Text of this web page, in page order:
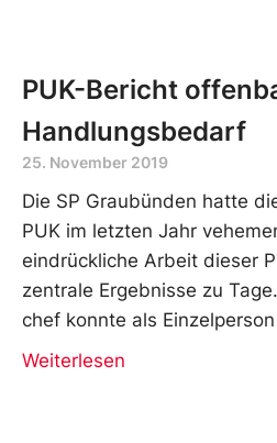
PUK-Bericht
Handlungsbedarf
25. November 2019
Die SP Graubünden hatte
PUK im letzten Jahr
eindrückliche Arbeit dieser
zentrale Ergebnisse zu
chef konnte als Einzelperson
Weiterlesen